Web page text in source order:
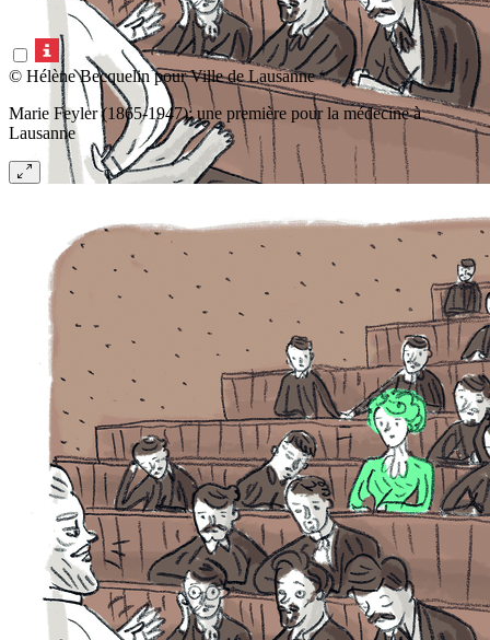
© Hélène Becquelin pour Ville de Lausanne
Marie Feyler (1865-1947): une première pour la médecine à
Lausanne